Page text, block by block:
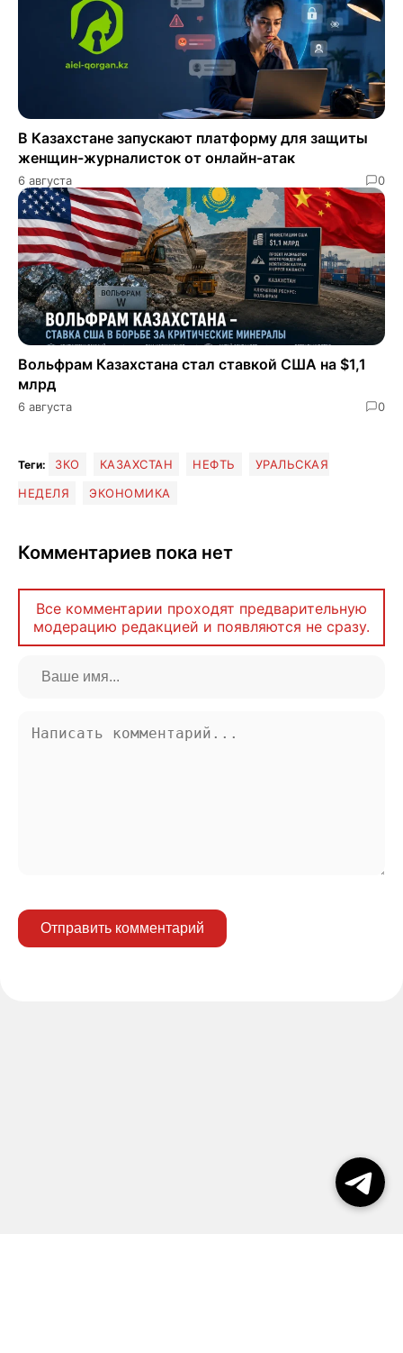
В Казахстане запускают платформу для защиты
женщин-журналисток от онлайн-атак
6 августа 0
​​Вольфрам Казахстана стал ставкой США на $1,1
млрд
6 августа 0
Теги: ЗКО КАЗАХСТАН НЕФТЬ
УРАЛЬСКАЯ
НЕДЕЛЯ
ЭКОНОМИКА
Комментариев пока нет
Все комментарии проходят предварительную
модерацию редакцией и появляются не сразу.
Отправить комментарий